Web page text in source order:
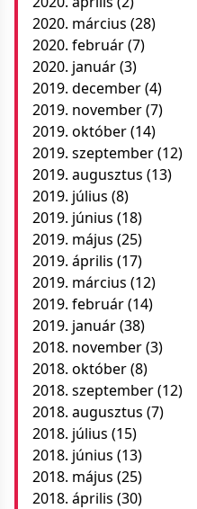
2020. március (28)
2020. február(7)
2020. január(3)
2019. december(4)
2019. november(7)
2019. október(14)
2019. szeptember(12)
2019. augusztus (13)
2019. július (8)
2019. június (18)
2019. május (25)
2019. április (17)
2019. március (12)
2019. február(14)
2019. január(38)
2018. november(3)
2018. október(8)
2018. szeptember(12)
2018. augusztus (7)
2018. július (15)
2018. június (13)
2018. május (25)
2018. április (30)